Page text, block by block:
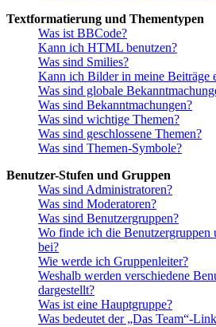
Textformatierung und Thementypen
Was ist BBCode?
Kann ich HTML benutzen?
Was sind Smilies?
Kann ich Bilder in meine Beiträge
Was sind globale
Was sind Bekanntmachungen?
Was sind wichtige Themen?
Was sind geschlossene Themen?
Was sind Themen-Symbole?
Benutzer-Stufen und Gruppen
Was sind Administratoren?
Was sind Moderatoren?
Was sind Benutzergruppen?
Wo finde ich die Benutzergruppen
bei?
Wie werde ich Gruppenleiter?
Weshalb werden verschiedene
dargestellt?
Was ist eine Hauptgruppe?
Was bedeutet der „Das Team“-